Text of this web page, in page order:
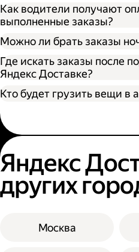
Как водители получают
выполненные заказы?
Можно ли брать заказы
Где искать заказы после
Яндекс Доставке?
Кто будет грузить вещи в
Яндекс
других
Москва